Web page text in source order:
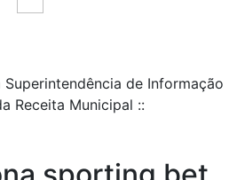
de Informação
Receita Municipal ::